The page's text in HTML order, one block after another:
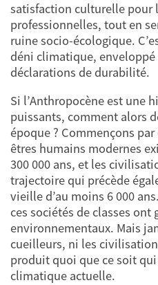
satisfaction culturelle pour
professionnelles, tout en
ruine socio-écologique.
déni climatique, enveloppé
déclarations de durabilité.
Si l’Anthropocène est une
puissants, comment alors
époque ? Commençons
êtres humains modernes
300 000 ans, et les
trajectoire qui précède
vieille d’au moins 6 000
ces sociétés de classes ont
environnementaux. Mais
cueilleurs, ni les
produit quoi que ce soit
climatique actuelle.